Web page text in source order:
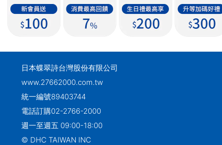
日本蝶翠詩台灣股份有限公司
www.27662000.com.tw
統一編號89403744
電話訂購02-2766-2000
週一至週五 09:00-18:00
© DHC TAIWAN INC